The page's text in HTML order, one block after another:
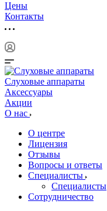
Цены
Контакты
Слуховые аппараты
Аксессуары
Акции
О нас
О центре
Лицензия
Отзывы
Вопросы и ответы
Специалисты
Специалисты
Сотрудничество